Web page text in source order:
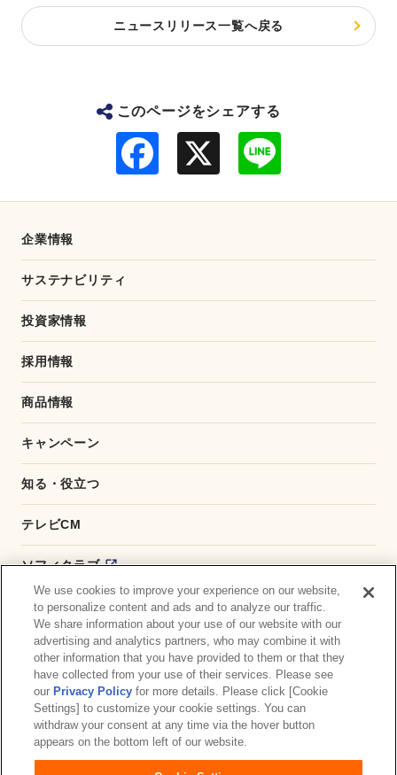
ニュースリリース一覧へ戻る
このページをシェアする
企業情報
サステナビリティ
投資家情報
採用情報
商品情報
キャンペーン
知る・役立つ
テレビCM
ソフィクラブ
かんたん応募サービス
ダイレクトショップ
商品取扱い店舗検索
お問い合わせ サイトマップ ウェブサイト利用規約
We use cookies to improve your experience on our website,
to personalize content and ads and to analyze our traffic.
We share information about your use of our website with our
advertising and analytics partners, who may combine it with
other information that you have provided to them or that they
have collected from your use of their services. Please see
our Privacy Policy for more details. Please click [Cookie
Settings] to customize your cookie settings. You can
withdraw your consent at any time via the hover button
appears on the bottom left of our website.